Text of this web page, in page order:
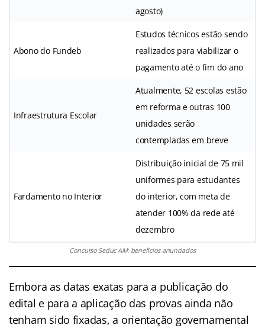
agosto)
Abono do Fundeb
Estudos técnicos estão sendo
realizados para viabilizar o
pagamento até o fim do ano
Infraestrutura Escolar
Atualmente, 52 escolas estão
em reforma e outras 100
unidades serão
contempladas em breve
Fardamento no Interior
Distribuição inicial de 75 mil
uniformes para estudantes
do interior, com meta de
atender 100% da rede até
dezembro
Concurso Seduc AM: benefícios anunciados
Embora as datas exatas para a publicação do
edital e para a aplicação das provas ainda não
tenham sido fixadas, a orientação governamental